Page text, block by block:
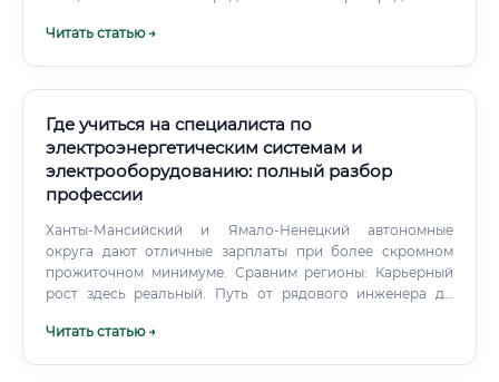
специальностей важна и престижна, у направления
Читать статью →
Где учиться на специалиста по
электроэнергетическим системам и
электрооборудованию: полный разбор
профессии
Ханты-Мансийский и Ямало-Ненецкий автономные
округа дают отличные зарплаты при более скромном
прожиточном минимуме. Сравним регионы: Карьерный
рост здесь реальный. Путь от рядового инженера до
отдела занимает 8–15 лет.
Читать статью →